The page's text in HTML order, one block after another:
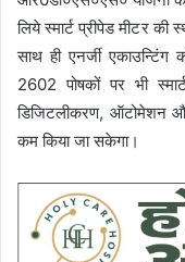
लिये स्मार्ट प्रीपेड मीटर की
साथ ही एनर्जी
2602 पोषकों पर भी
डिजिटलीकरण, ऑटोमेशन और
कम किया जा सकेगा।